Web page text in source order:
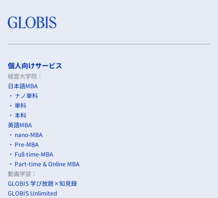
個人向けサービス
経営大学院：
日本語MBA
ナノ単科
単科
本科
英語MBA
nano-MBA
Pre-MBA
Full-time-MBA
Part-time & Online MBA
動画学習：
GLOBIS 学び放題×知見録
GLOBIS Unlimited